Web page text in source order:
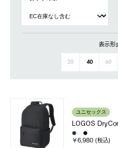
表示形
20 40 60
ユニセックス
LOGOS
￥6,980 (税込)